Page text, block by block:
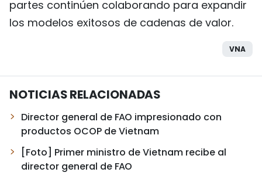
partes continúen colaborando para expandir
los modelos exitosos de cadenas de valor.
VNA
NOTICIAS RELACIONADAS
Director general de FAO impresionado con
productos OCOP de Vietnam
[Foto] Primer ministro de Vietnam recibe al
director general de FAO